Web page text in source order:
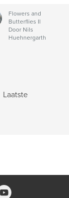
Flowers and
Butterflies II
Door Nils
Huehnergarth
Laatste